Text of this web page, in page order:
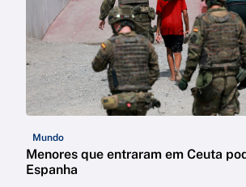
Mundo
Menores que entraram em Ceuta
Espanha